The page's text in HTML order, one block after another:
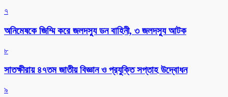
৭
অনিমেষকে জিম্মি করে জলদস্যু ডন বাহিনী, ৩ জলদস্যু আটক
৮
সাতক্ষীরায় ৪৭তম জাতীয় বিজ্ঞান ও প্রযুক্তি সপ্তাহ উদ্বোধন
৯